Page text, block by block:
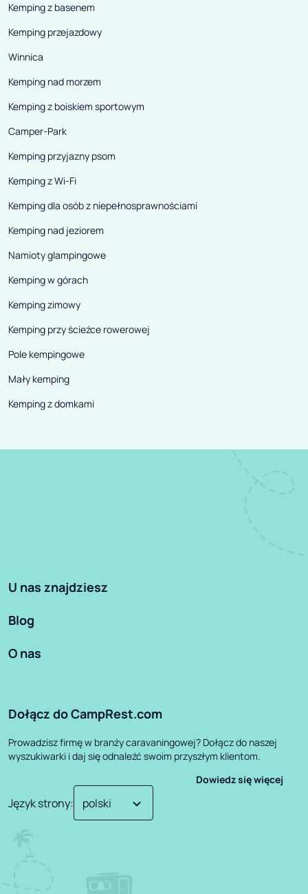
Kemping z basenem
Kemping przejazdowy
Winnica
Kemping nad morzem
Kemping z boiskiem sportowym
Camper-Park
Kemping przyjazny psom
Kemping z Wi-Fi
Kemping dla osób z niepełnosprawnościami
Kemping nad jeziorem
Namioty glampingowe
Kemping w górach
Kemping zimowy
Kemping przy ścieżce rowerowej
Pole kempingowe
Mały kemping
Kemping z domkami
U nas znajdziesz
Blog
O nas
Dołącz do CampRest.com
Prowadzisz firmę w branży caravaningowej? Dołącz do naszej
wyszukiwarki i daj się odnaleźć swoim przyszłym klientom.
Dowiedz się więcej
Język strony: